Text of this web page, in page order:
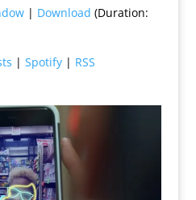
| Download (Duration:
| Spotify| RSS